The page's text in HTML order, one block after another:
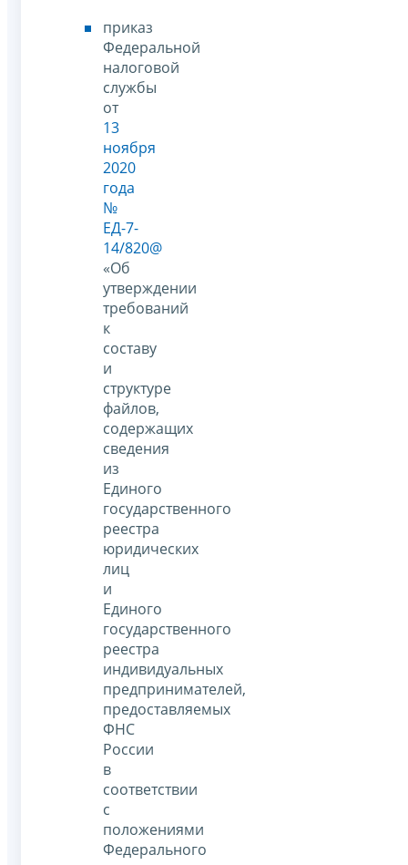
приказ
Федеральной
налоговой
службы
от
13
ноября
2020
года
№
ЕД-7-
14/820@
«Об
утверждении
требований
к
составу
и
структуре
файлов,
содержащих
сведения
из
Единого
государственного
реестра
юридических
лиц
и
Единого
государственного
реестра
индивидуальных
предпринимателей,
предоставляемых
ФНС
России
в
соответствии
с
положениями
Федерального